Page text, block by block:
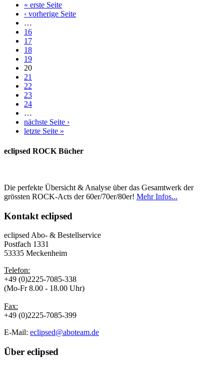
« erste Seite
‹ vorherige Seite
…
16
17
18
19
20
21
22
23
24
…
nächste Seite ›
letzte Seite »
eclipsed ROCK Bücher
Die perfekte Übersicht & Analyse über das Gesamtwerk der
grössten ROCK-Acts der 60er/70er/80er! Mehr Infos...
Kontakt eclipsed
eclipsed Abo- & Bestellservice
Postfach 1331
53335 Meckenheim
Telefon:
+49 (0)2225-7085-338
(Mo-Fr 8.00 - 18.00 Uhr)
Fax:
+49 (0)2225-7085-399
E-Mail: eclipsed@aboteam.de
Über eclipsed